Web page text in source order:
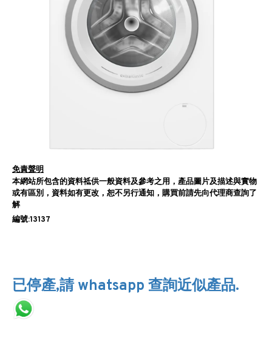
免責聲明
本網站所包含的資料祗供一般資料及參考之用，產品圖片及描述與實物
或有區別，資料如有更改，恕不另行通知，購買前請先向代理商查詢了
解
編號:13137
已停產,請 whatsapp 查詢近似產品.